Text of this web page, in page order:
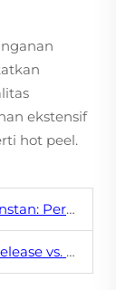
ekstensif
hot peel.
Kustom Berkecepatan Cepat
yang Lebih Baik?